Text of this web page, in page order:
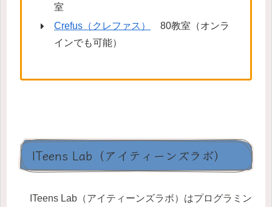
室
Crefus（クレファス）
80教室（オンラ
インでも可能）
ITeens Lab（アイティーンズラボ）
ITeens Lab（アイティーンズラボ）はプログラミン